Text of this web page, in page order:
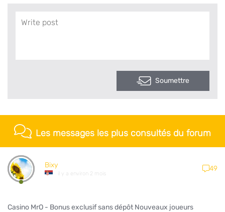
Soumettre
Les messages les plus consultés du forum
Bixy
il y a environ 2 mois
49
Casino MrO - Bonus exclusif sans dépôt Nouveaux joueurs